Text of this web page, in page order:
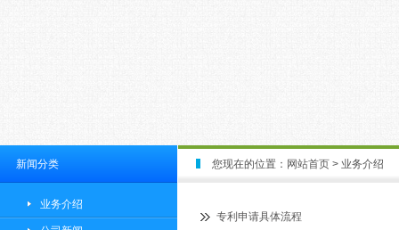
新闻分类
业务介绍
您现在的位置： 网站首页 > 业务介绍
专利申请具体流程